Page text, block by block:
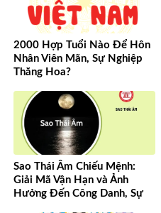
2000 Hợp Tuổi Nào Để Hôn
Nhân Viên Mãn, Sự Nghiệp
Thăng Hoa?
Sao Thái Âm Chiếu Mệnh:
Giải Mã Vận Hạn và Ảnh
Hưởng Đến Công Danh, Sự